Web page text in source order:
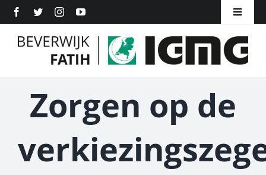
naar
inhoud
Toggle
Home
Inschrijven
Zorgen op de